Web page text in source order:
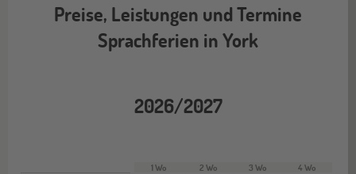
Preise, Leistungen und Termine
Sprachferien in York
2026/2027
1 Wo 2 Wo 3 Wo 4 Wo